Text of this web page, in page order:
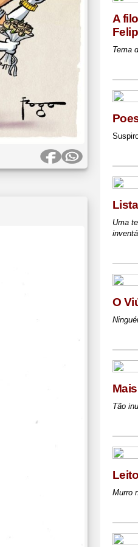
A
Tema
Uma
O
Tão
Murro